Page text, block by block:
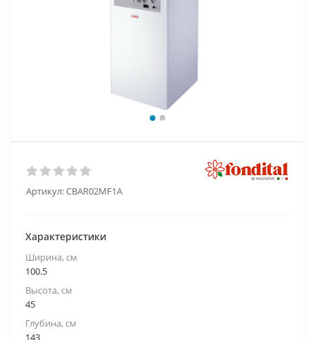
Артикул:CBAR02MF1A
Характеристики
Ширина, см
100.5
Высота, см
45
Глубина, см
143